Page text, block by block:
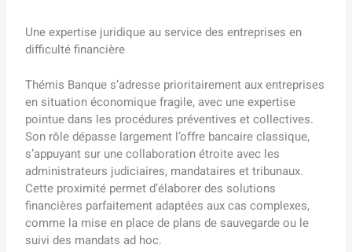
Une expertise juridique au service des entreprises en
difficulté financière
Thémis Banque s’adresse prioritairement aux entreprises
en situation économique fragile, avec une expertise
pointue dans les procédures préventives et collectives.
Son rôle dépasse largement l’offre bancaire classique,
s’appuyant sur une collaboration étroite avec les
administrateurs judiciaires, mandataires et tribunaux.
Cette proximité permet d’élaborer des solutions
financières parfaitement adaptées aux cas complexes,
comme la mise en place de plans de sauvegarde ou le
suivi des mandats ad hoc.